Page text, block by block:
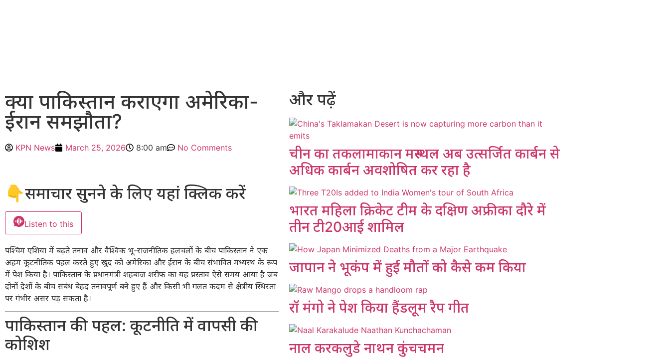
क्या पाकिस्तान कराएगा अमेरिका-
ईरान समझौता?
KPN News March 25, 2026 8:00 am No Comments
👇समाचार सुनने के लिए यहां क्लिक करें
Listen to this
पश्चिम एशिया में बढ़ते तनाव और वैश्विक भू-राजनीतिक हलचलों के बीच पाकिस्तान ने एक
अहम कूटनीतिक पहल करते हुए खुद को अमेरिका और ईरान के बीच संभावित मध्यस्थ के रूप
में पेश किया है। पाकिस्तान के प्रधानमंत्री शहबाज शरीफ का यह प्रस्ताव ऐसे समय आया है जब
दोनों देशों के बीच संबंध बेहद तनावपूर्ण बने हुए हैं और किसी भी गलत कदम से क्षेत्रीय स्थिरता
पर गंभीर असर पड़ सकता है।
पाकिस्तान की पहल: कूटनीति में वापसी की
कोशिश
और पढ़ें
चीन का तकलामाकान मरुस्थल अब उत्सर्जित कार्बन से
अधिक कार्बन अवशोषित कर रहा है
भारत महिला क्रिकेट टीम के दक्षिण अफ्रीका दौरे में
तीन टी20आई शामिल
जापान ने भूकंप में हुई मौतों को कैसे कम किया
रॉ मंगो ने पेश किया हैंडलूम रैप गीत
नाल करकलुडे नाथन कुंचचमन